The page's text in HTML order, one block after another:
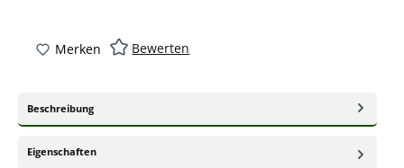
Merken Bewerten
Beschreibung
Eigenschaften